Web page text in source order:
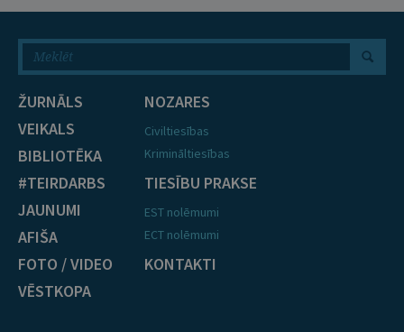
ŽURNĀLS
VEIKALS
BIBLIOTĒKA
#TEIRDARBS
JAUNUMI
AFIŠA
FOTO / VIDEO
VĒSTKOPA
NOZARES
Civiltiesības
Krimināltiesības
TIESĪBU PRAKSE
EST nolēmumi
ECT nolēmumi
KONTAKTI